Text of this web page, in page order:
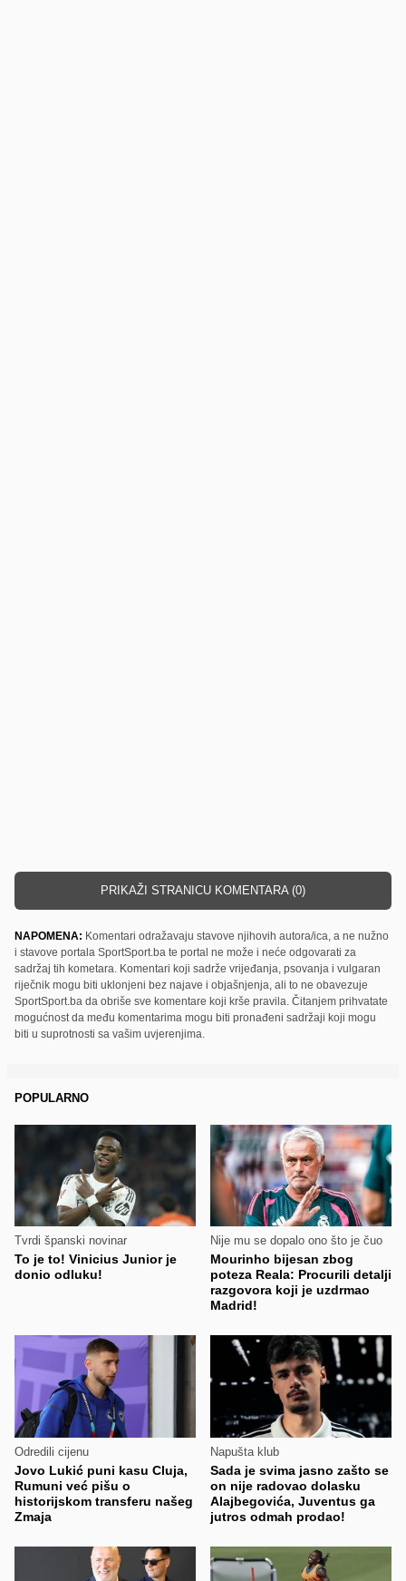
PRIKAŽI STRANICU KOMENTARA (0)
NAPOMENA: Komentari odražavaju stavove njihovih autora/ica, a ne nužno
i stavove portala SportSport.ba te portal ne može i neće odgovarati za
sadržaj tih kometara. Komentari koji sadrže vrijeđanja, psovanja i vulgaran
riječnik mogu biti uklonjeni bez najave i objašnjenja, ali to ne obavezuje
SportSport.ba da obriše sve komentare koji krše pravila. Čitanjem prihvatate
mogućnost da među komentarima mogu biti pronađeni sadržaji koji mogu
biti u suprotnosti sa vašim uvjerenjima.
POPULARNO
Tvrdi španski novinar
To je to! Vinicius Junior je
donio odluku!
Nije mu se dopalo ono što je čuo
Mourinho bijesan zbog
poteza Reala: Procurili detalji
razgovora koji je uzdrmao
Madrid!
Odredili cijenu
Jovo Lukić puni kasu Cluja,
Rumuni već pišu o
historijskom transferu našeg
Zmaja
Napušta klub
Sada je svima jasno zašto se
on nije radovao dolasku
Alajbegovića, Juventus ga
jutros odmah prodao!